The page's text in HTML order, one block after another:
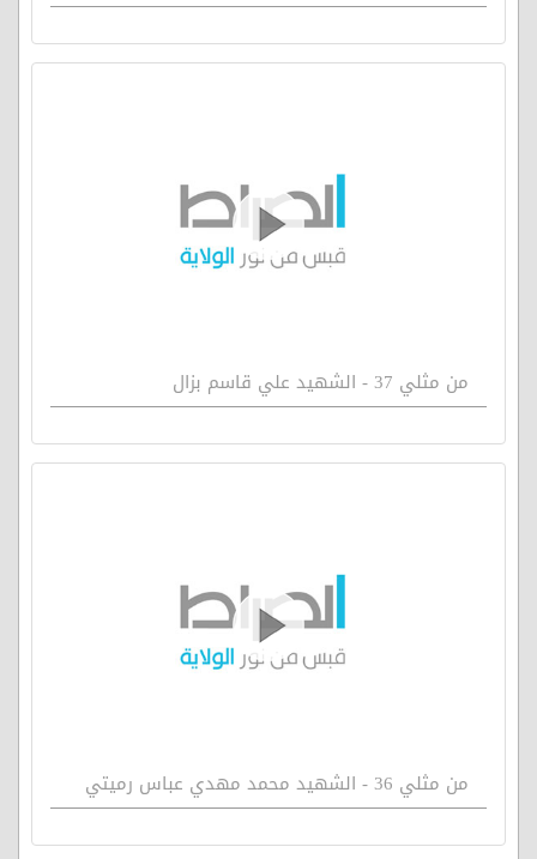
من مثلي 37 - الشهيد علي قاسم بزال
من مثلي 36 - الشهيد محمد مهدي عباس رميتي